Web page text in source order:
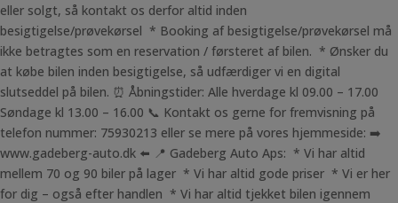
eller solgt, så kontakt os derfor altid inden
besigtigelse/prøvekørsel * Booking af besigtigelse/prøvekørsel må
ikke betragtes som en reservation / førsteret af bilen. * Ønsker du
at købe bilen inden besigtigelse, så udfærdiger vi en digital
slutseddel på bilen. ⏰ Åbningstider: Alle hverdage kl 09.00 – 17.00
Søndage kl 13.00 – 16.00 📞 Kontakt os gerne for fremvisning på
telefon nummer: 75930213 eller se mere på vores hjemmeside: ➡️
www.gadeberg-auto.dk ⬅️ 📍 Gadeberg Auto Aps: * Vi har altid
mellem 70 og 90 biler på lager * Vi har altid gode priser * Vi er her
for dig – også efter handlen * Vi har altid tjekket bilen igennem